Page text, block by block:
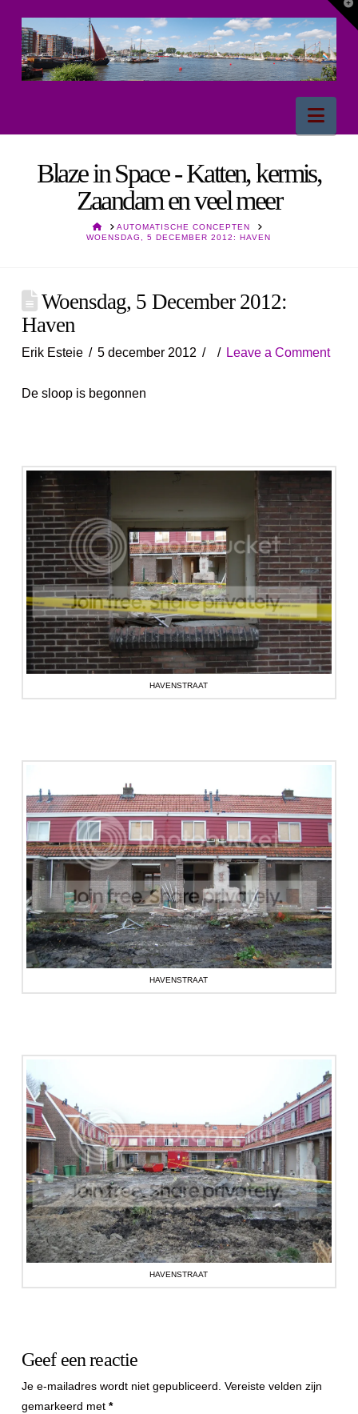
Blaze in Space - Katten, kermis,
Zaandam en veel meer
HOMEAUTOMATISCHE CONCEPTEN
WOENSDAG, 5 DECEMBER 2012: HAVEN
Woensdag, 5 December 2012:
Haven
Erik Esteie 5 december 2012 Leave a Comment
De sloop is begonnen
HAVENSTRAAT
HAVENSTRAAT
HAVENSTRAAT
Geef een reactie
Je e-mailadres wordt niet gepubliceerd. Vereiste velden zijn
gemarkeerd met *